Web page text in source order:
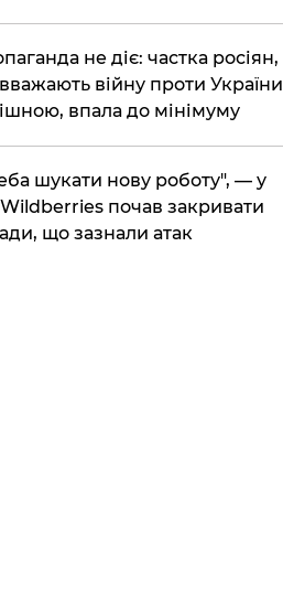
не діє: частка росіян,
війну проти України
впала до мінімуму
шукати нову роботу", — у
почав закривати
що зазнали атак